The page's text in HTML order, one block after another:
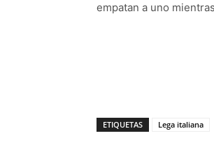
empatan a uno
ETIQUETAS Lega italiana